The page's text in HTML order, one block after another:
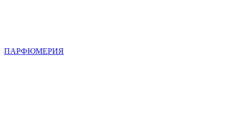
ПАРФЮМЕРИЯ